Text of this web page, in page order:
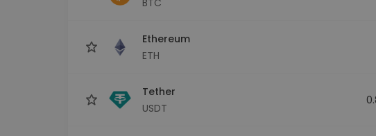
Ethereum
ETH
Tether
USDT